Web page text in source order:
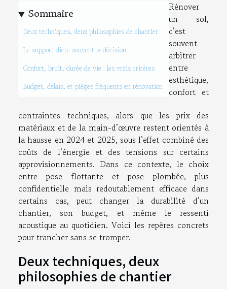
Sommaire
Deux techniques, deux philosophies de chantier
Le support dicte souvent la décision
Confort, bruit, durée de vie : les vrais critères
Budget, délais, et pièges fréquents en rénovation
Rénover
un sol,
c’est
souvent
arbitrer
entre
esthétique,
confort et
contraintes techniques, alors que les prix des
matériaux et de la main-d’œuvre restent orientés à
la hausse en 2024 et 2025, sous l’effet combiné des
coûts de l’énergie et des tensions sur certains
approvisionnements. Dans ce contexte, le choix
entre pose flottante et pose plombée, plus
confidentielle mais redoutablement efficace dans
certains cas, peut changer la durabilité d’un
chantier, son budget, et même le ressenti
acoustique au quotidien. Voici les repères concrets
pour trancher sans se tromper.
Deux techniques, deux
philosophies de chantier